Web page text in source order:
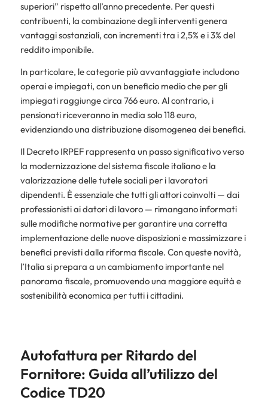
superiori” rispetto all’anno precedente. Per questi
contribuenti, la combinazione degli interventi genera
vantaggi sostanziali, con incrementi tra i 2,5% e i 3% del
reddito imponibile.
In particolare, le categorie più avvantaggiate includono
operai e impiegati, con un beneficio medio che per gli
impiegati raggiunge circa 766 euro. Al contrario, i
pensionati riceveranno in media solo 118 euro,
evidenziando una distribuzione disomogenea dei benefici.
Il Decreto IRPEF rappresenta un passo significativo verso
la modernizzazione del sistema fiscale italiano e la
valorizzazione delle tutele sociali per i lavoratori
dipendenti. È essenziale che tutti gli attori coinvolti — dai
professionisti ai datori di lavoro — rimangano informati
sulle modifiche normative per garantire una corretta
implementazione delle nuove disposizioni e massimizzare i
benefici previsti dalla riforma fiscale. Con queste novità,
l’Italia si prepara a un cambiamento importante nel
panorama fiscale, promuovendo una maggiore equità e
sostenibilità economica per tutti i cittadini.
Autofattura per Ritardo del
Fornitore: Guida all’utilizzo del
Codice TD20